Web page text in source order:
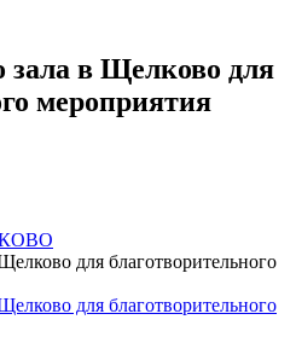
зала в Щелково для
мероприятия
для благотворительного